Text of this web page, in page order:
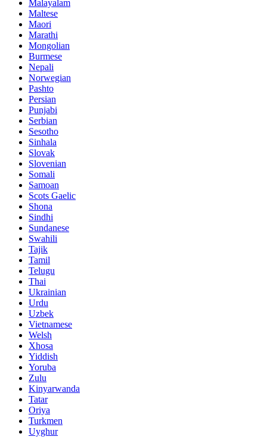
Malayalam
Maltese
Maori
Marathi
Mongolian
Burmese
Nepali
Norwegian
Pashto
Persian
Punjabi
Serbian
Sesotho
Sinhala
Slovak
Slovenian
Somali
Samoan
Scots Gaelic
Shona
Sindhi
Sundanese
Swahili
Tajik
Tamil
Telugu
Thai
Ukrainian
Urdu
Uzbek
Vietnamese
Welsh
Xhosa
Yiddish
Yoruba
Zulu
Kinyarwanda
Tatar
Oriya
Turkmen
Uyghur